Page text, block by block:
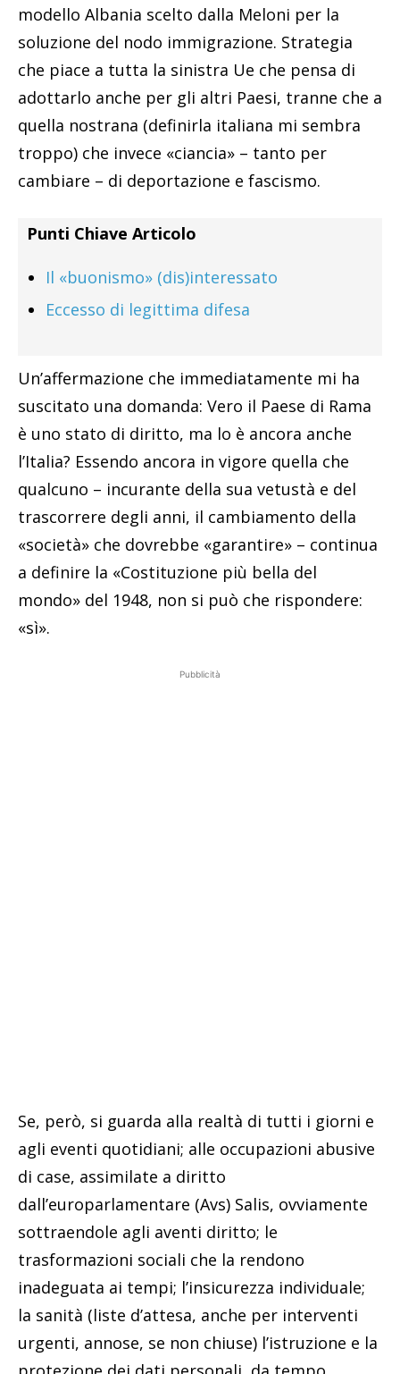
modello Albania scelto dalla Meloni per la
soluzione del nodo immigrazione. Strategia
che piace a tutta la sinistra Ue che pensa di
adottarlo anche per gli altri Paesi, tranne che a
quella nostrana (definirla italiana mi sembra
troppo) che invece «ciancia» – tanto per
cambiare – di deportazione e fascismo.
Punti Chiave Articolo
Il «buonismo» (dis)interessato
Eccesso di legittima difesa
Un’affermazione che immediatamente mi ha
suscitato una domanda: Vero il Paese di Rama
è uno stato di diritto, ma lo è ancora anche
l’Italia? Essendo ancora in vigore quella che
qualcuno – incurante della sua vetustà e del
trascorrere degli anni, il cambiamento della
«società» che dovrebbe «garantire» – continua
a definire la «Costituzione più bella del
mondo» del 1948, non si può che rispondere:
«sì».
Pubblicità
Se, però, si guarda alla realtà di tutti i giorni e
agli eventi quotidiani; alle occupazioni abusive
di case, assimilate a diritto
dall’europarlamentare (Avs) Salis, ovviamente
sottraendole agli aventi diritto; le
trasformazioni sociali che la rendono
inadeguata ai tempi; l’insicurezza individuale;
la sanità (liste d’attesa, anche per interventi
urgenti, annose, se non chiuse) l’istruzione e la